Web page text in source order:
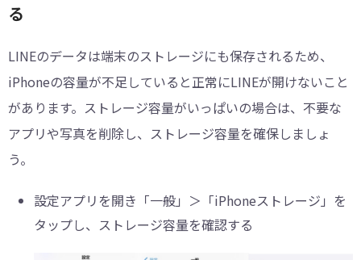
る
LINEのデータは端末のストレージにも保存されるため、
iPhoneの容量が不足していると正常にLINEが開けないこと
があります。ストレージ容量がいっぱいの場合は、不要な
アプリや写真を削除し、ストレージ容量を確保しましょ
う。
設定アプリを開き「一般」＞「iPhoneストレージ」を
タップし、ストレージ容量を確認する